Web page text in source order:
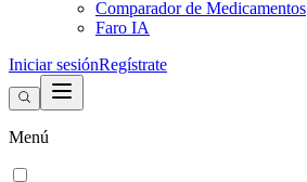
Comparador de Medicamentos
Faro IA
Iniciar sesiónRegístrate
Menú